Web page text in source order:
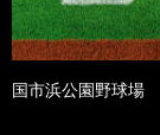
国市浜公園野球場